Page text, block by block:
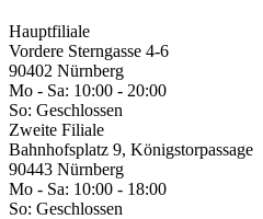
Hauptfiliale
Vordere Sterngasse 4-6
90402 Nürnberg
Mo - Sa: 10:00 - 20:00
So: Geschlossen
Zweite Filiale
Bahnhofsplatz 9, Königstorpassage
90443 Nürnberg
Mo - Sa: 10:00 - 18:00
So: Geschlossen